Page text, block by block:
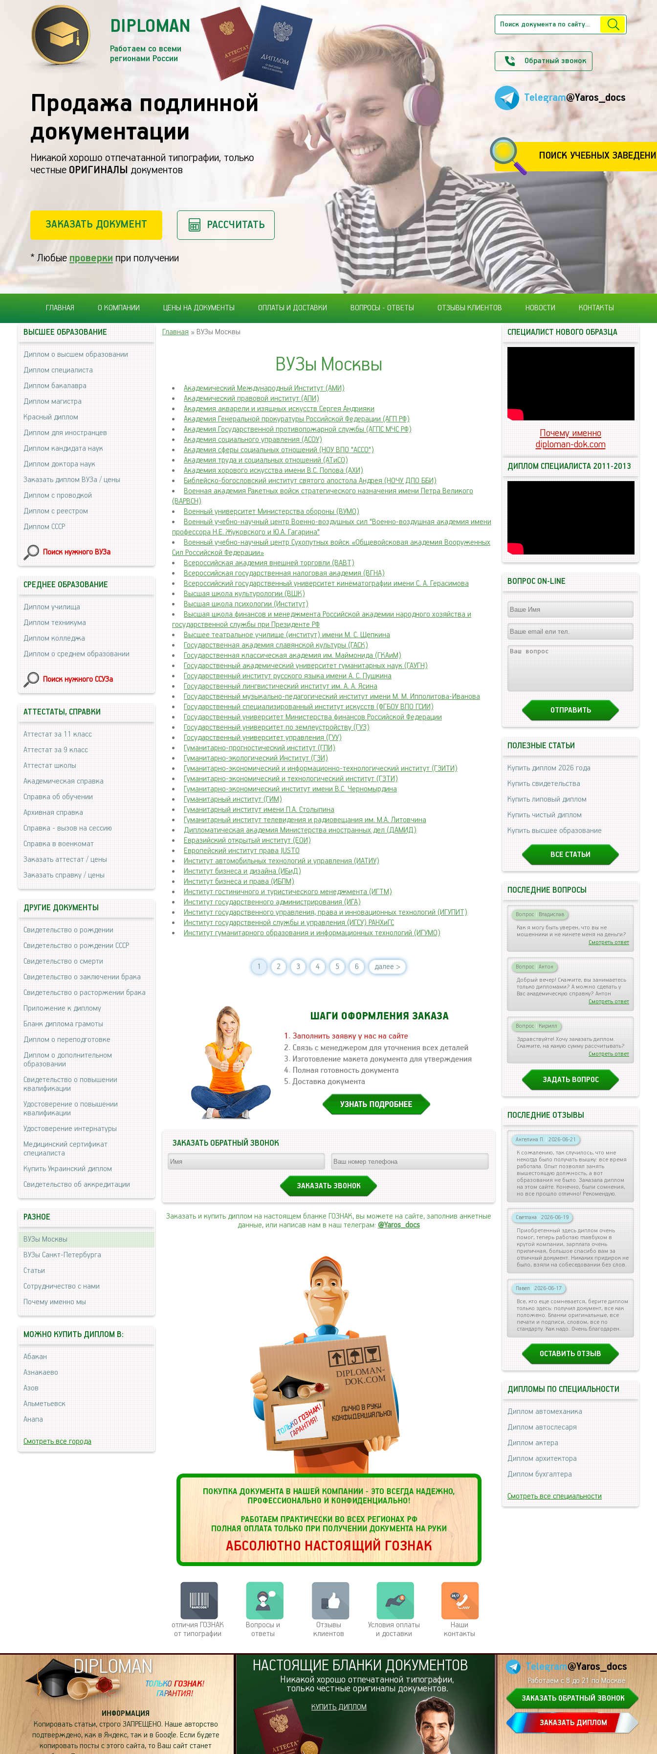
DIPLOMAN
Работаем со всеми
регионами России
Продажа подлинной
документации
Никакой хорошо отпечатанной типографии, только
честные ОРИГИНАЛЫ документов
ЗАКАЗАТЬ ДОКУМЕНТ РАССЧИТАТЬ
* Любые проверки при получении
Обратный звонок
Telegram@Yaros_docs
ПОИСК УЧЕБНЫХ
ГЛАВНАЯ О КОМПАНИИ ЦЕНЫ НА ДОКУМЕНТЫ ОПЛАТЫ И ДОСТАВКИ ВОПРОСЫ - ОТВЕТЫ ОТЗЫВЫ КЛИЕНТОВ НОВОСТИ КОНТАКТЫ
Главная » ВУЗы Москвы
ВУЗы Москвы
Академический Международный Институт (АМИ)
Академический правовой институт (АПИ)
Академия акварели и изящных искусств Сергея Андрияки
Академия Генеральной прокуратуры Российской Федерации (АГП РФ)
Академия Государственной противопожарной службы (АГПС МЧС РФ)
Академия социального управления (АСОУ)
Академия сферы социальных отношений (НОУ ВПО "ACCO")
Академия труда и социальных отношений (АТиСО)
Академия хорового искусства имени В.С. Попова (АХИ)
Библейско-богословский институт святого апостола Андрея (НОЧУ ДПО ББИ)
Военная академия Ракетных войск стратегического назначения имени Петра Великого
(ВАРВСН)
Военный университет Министерства обороны (ВУМО)
Военный учебно-научный центр Военно-воздушных сил "Военно-воздушная академия имени
профессора Н.Е. Жуковского и Ю.А. Гагарина"
Военный учебно-научный центр Сухопутных войск «Общевойсковая академия Вооруженных
Сил Российской Федерации»
Всероссийская академия внешней торговли (ВАВТ)
Всероссийская государственная налоговая академия (ВГНА)
Всероссийский государственный университет кинематографии имени С. А. Герасимова
Высшая школа культурологии (ВШК)
Высшая школа психологии (Институт)
Высшая школа финансов и менеджмента Российской академии народного хозяйства и
государственной службы при Президенте РФ
Высшее театральное училище (институт) имени М. С. Щепкина
Государственная академия славянской культуры (ГАСК)
Государственная классическая академия им. Маймонида (ГКАиМ)
Государственный академический университет гуманитарных наук (ГАУГН)
Государственный институт русского языка имени А. С. Пушкина
Государственный лингвистический институт им. А. А. Ясина
Государственный музыкально-педагогический институт имени М. М. Ипполитова-Иванова
Государственный специализированный институт искусств (ФГБОУ ВПО ГСИИ)
Государственный университет Министерства финансов Российской Федерации
Государственный университет по землеустройству (ГУЗ)
Государственный университет управления (ГУУ)
Гуманитарно-прогностический институт (ГПИ)
Гуманитарно-экологический Институт (ГЭИ)
Гуманитарно-экономический и информационно-технологический институт (ГЭИТИ)
Гуманитарно-экономический и технологический институт (ГЭТИ)
Гуманитарно-экономический институт имени B.C. Черномырдина
Гуманитарный институт (ГИМ)
Гуманитарный институт имени П.А. Столыпина
Гуманитарный институт телевидения и радиовещания им. М.А. Литовчина
Дипломатическая академия Министерства иностранных дел (ДАМИД)
Евразийский открытый институт (ЕОИ)
Европейский институт права JUSTO
Институт автомобильных технологий и управления (ИАТИУ)
Институт бизнеса и дизайна (ИБиД)
Институт бизнеса и права (ИБПМ)
Институт гостиничного и туристического менеджмента (ИГТМ)
Институт государственного администрирования (ИГА)
Институт государственного управления, права и инновационных технологий (ИГУПИТ)
Институт государственной службы и управления (ИГСУ) РАНХиГС
Институт гуманитарного образования и информационных технологий (ИГУМО)
1 2 3 4 5 6 далее >
ЗАКАЗАТЬ ОБРАТНЫЙ ЗВОНОК
Заказать и купить диплом на настоящем бланке ГОЗНАК, вы можете на сайте, заполнив анкетные
данные, или написав нам в наш телеграм: @Yaros_docs
DIPLOMAN-
DOK.COM
отличия ГОЗНАК
от типографии
Вопросы и
ответы
Отзывы
клиентов
Условия оплаты
и доставки
Наши
контакты
ВЫСШЕЕ ОБРАЗОВАНИЕ
Диплом о высшем образовании
Диплом специалиста
Диплом бакалавра
Диплом магистра
Красный диплом
Диплом для иностранцев
Диплом кандидата наук
Диплом доктора наук
Заказать диплом ВУЗа / цены
Диплом с проводкой
Диплом с реестром
Диплом СССР
Поиск нужного ВУЗа
СРЕДНЕЕ ОБРАЗОВАНИЕ
Диплом училища
Диплом техникума
Диплом колледжа
Диплом о среднем образовании
Поиск нужного ССУЗа
АТТЕСТАТЫ, СПРАВКИ
Аттестат за 11 класс
Аттестат за 9 класс
Аттестат школы
Академическая справка
Справка об обучении
Архивная справка
Справка - вызов на сессию
Справка в военкомат
Заказать аттестат / цены
Заказать справку / цены
ДРУГИЕ ДОКУМЕНТЫ
Свидетельство о рождении
Свидетельство о рождении СССР
Свидетельство о смерти
Свидетельство о заключении брака
Свидетельство о расторжении брака
Приложение к диплому
Бланк диплома грамоты
Диплом о переподготовке
Диплом о дополнительном
образовании
Свидетельство о повышении
квалификации
Удостоверение о повышении
квалификации
Удостоверение интернатуры
Медицинский сертификат
специалиста
Купить Украинский диплом
Свидетельство об аккредитации
РАЗНОЕ
ВУЗы Москвы
ВУЗы Санкт-Петербурга
Статьи
Сотрудничество с нами
Почему именно мы
МОЖНО КУПИТЬ ДИПЛОМ В:
Абакан
Азнакаево
Азов
Альметьевск
Анапа
Смотреть все города
СПЕЦИАЛИСТ НОВОГО ОБРАЗЦА
Почему именно
diploman-dok.com
ДИПЛОМ СПЕЦИАЛИСТА 2011-2013
ВОПРОС ON-LINE
ПОЛЕЗНЫЕ СТАТЬИ
Купить диплом 2026 года
Купить свидетельства
Купить липовый диплом
Купить чистый диплом
Купить высшее образование
ВСЕ СТАТЬИ
ПОСЛЕДНИЕ ВОПРОСЫ
Вопрос | Владислав
Как я могу быть уверен, что вы не
мошенники и не кинете меня на деньги?
Смотреть ответ
Вопрос | Антон
Добрый вечер! Скажите, вы занимаетесь
только дипломами? А можно сделать у
Вас академическую справку? Антон
Смотреть ответ
Вопрос | Кирилл
Здравствуйте! Хочу заказать диплом.
Скажите, на какую сумму рассчитывать?
Смотреть ответ
ЗАДАТЬ ВОПРОС
ПОСЛЕДНИЕ ОТЗЫВЫ
Ангелина П. | 2026-06-21
К сожалению, так случилось, что мне
некогда было получать вышку: все время
работала. Опыт позволял занять
вышестоящую должность, а вот
образования не было. Заказала диплом
на этом сайте. Конечно, были сомнения,
но все прошло отлично! Рекомендую.
Светлана | 2026-06-19
Приобретенный здесь диплом очень
помог, теперь работаю главбухом в
крутой компании, зарплата очень
приличная, большое спасибо вам за
отличный документ. Никаких придирок не
было, взяли на собеседовании без слов.
Павел | 2026-06-17
Все, кто еще сомневается, берите диплом
только здесь: получил документ, все как
положено. Бланки оригинальные, все
печати и подписи, словом, все по
стандарту. Как надо. Очень благодарен.
ОСТАВИТЬ ОТЗЫВ
ДИПЛОМЫ ПО СПЕЦИАЛЬНОСТИ
Диплом автомеханика
Диплом автослесаря
Диплом актера
Диплом архитектора
Диплом бухгалтера
Смотреть все специальности
DIPLOMAN
ИНФОРМАЦИЯ
Копировать статьи, строго ЗАПРЕЩЕНО. Наше авторство
подтверждено, как в Яндекс, так и в Google. Если будете
копировать посты с этого сайта, то Ваш сайт станет
НАСТОЯЩИЕ БЛАНКИ ДОКУМЕНТОВ
Никакой хорошо отпечатанной типографии,
только честные оригиналы документов.
КУПИТЬ ДИПЛОМ
Telegram@Yaros_docs
Работаем с 8 до 21 по Москве
ЗАКАЗАТЬ ОБРАТНЫЙ ЗВОНОК
ЗАКАЗАТЬ ДИПЛОМ